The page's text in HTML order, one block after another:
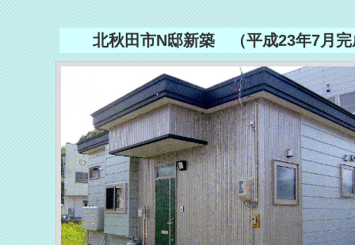
北秋田市N邸新築 （平成23年7月完